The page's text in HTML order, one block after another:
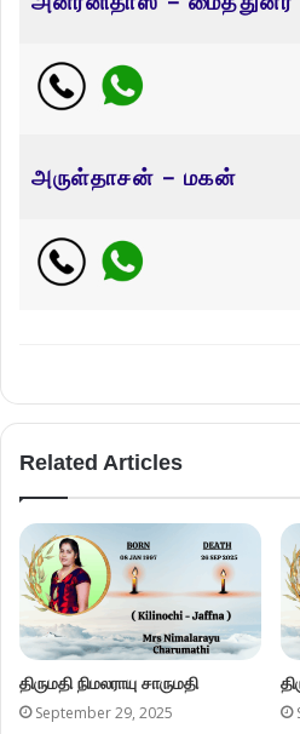
அருள்தாசன் – மகன்
Related Articles
திருமதி நிமலராயு சாருமதி
September 29, 2025